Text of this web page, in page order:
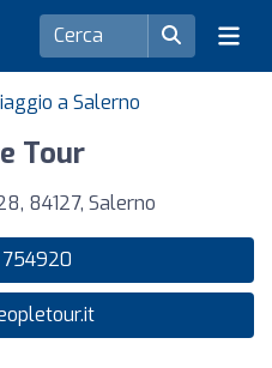
a Salerno
Tour
84127, Salerno